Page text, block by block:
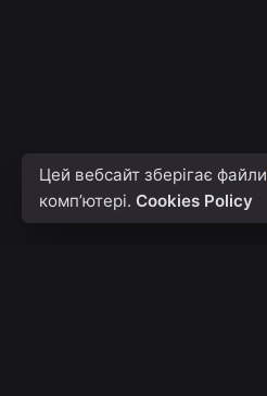
Цей вебсайт зберігає файли
комп’ютері. Cookies Policy